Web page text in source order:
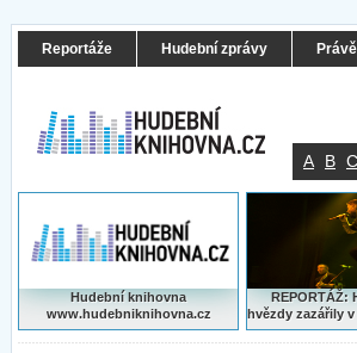
Reportáže Hudební zprávy
A B C
Hudební knihovna
www.hudebniknihovna.cz
REPORTÁŽ:
hvězdy zazářily